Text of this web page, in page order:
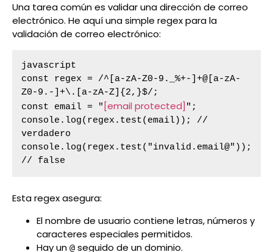
Una tarea común es validar una dirección de correo
electrónico. He aquí una simple regex para la
validación de correo electrónico:
javascript
const regex = /^[a-zA-Z0-9._%+-]+@[a-zA-
Z0-9.-]+\.[a-zA-Z]{2,}$/;
const email = " [email protected] ";
console.log(regex.test(email)); //
verdadero
console.log(regex.test("invalid.email@"));
// false
Esta regex asegura:
El nombre de usuario contiene letras, números y
caracteres especiales permitidos.
Hay un @ seguido de un dominio.